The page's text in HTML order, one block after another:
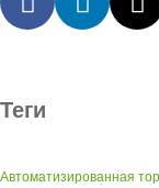
Теги
Автоматизированная